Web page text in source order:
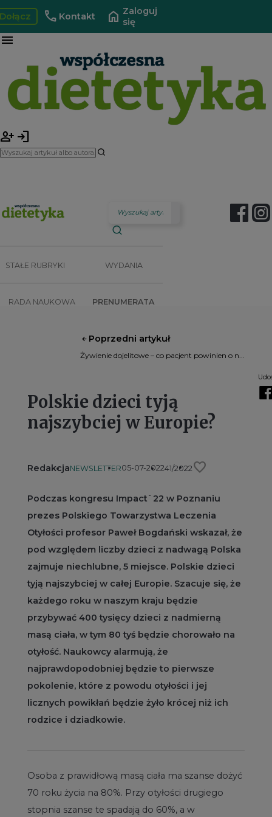
call Kontakt home Zaloguj
się
menu
person_add login
STAŁE RUBRYKI WYDANIA
RADA NAUKOWA PRENUMERATA
SKLEP
Poprzedni artykuł
Żywienie dojelitowe – co pacjent powinien o n...
Polskie dzieci tyją
najszybciej w Europie?
RedakcjaNEWSLETTER05-07-202241/2022 favorite
Podczas kongresu Impact`22 w Poznaniu
prezes Polskiego Towarzystwa Leczenia
Otyłości profesor Paweł Bogdański wskazał, że
pod względem liczby dzieci z nadwagą Polska
zajmuje niechlubne, 5 miejsce. Polskie dzieci
tyją najszybciej w całej Europie. Szacuje się, że
każdego roku w naszym kraju będzie
przybywać 400 tysięcy dzieci z nadmierną
masą ciała, w tym 80 tyś będzie chorowało na
otyłość. Naukowcy alarmują, że
najprawdopodobniej będzie to pierwsze
pokolenie, które z powodu otyłości i jej
licznych powikłań będzie żyło krócej niż ich
rodzice i dziadkowie.
Osoba z prawidłową masą ciała ma szanse dożyć
70 roku życia na 80%. Przy otyłości drugiego
stopnia szanse te spadają do 60%, a w